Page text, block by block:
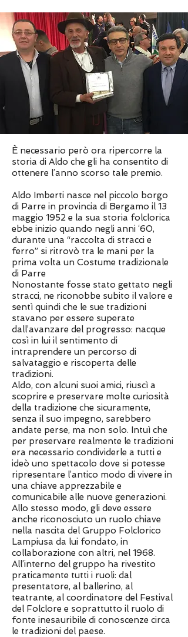
È necessario però ora ripercorre la
storia di Aldo che gli ha consentito di
ottenere l’anno scorso tale premio.
Aldo Imberti nasce nel piccolo borgo
di Parre in provincia di Bergamo il 13
maggio 1952 e la sua storia folclorica
ebbe inizio quando negli anni ‘60,
durante una “raccolta di stracci e
ferro” si ritrovò tra le mani per la
prima volta un Costume tradizionale
di Parre
Nonostante fosse stato gettato negli
stracci, ne riconobbe subito il valore e
sentì quindi che le sue tradizioni
stavano per essere superate
dall’avanzare del progresso: nacque
così in lui il sentimento di
intraprendere un percorso di
salvataggio e riscoperta delle
tradizioni.
Aldo, con alcuni suoi amici, riuscì a
scoprire e preservare molte curiosità
della tradizione che sicuramente,
senza il suo impegno, sarebbero
andate perse, ma non solo. Intuì che
per preservare realmente le tradizioni
era necessario condividerle a tutti e
ideò uno spettacolo dove si potesse
ripresentare l’antico modo di vivere in
una chiave apprezzabile e
comunicabile alle nuove generazioni.
Allo stesso modo, gli deve essere
anche riconosciuto un ruolo chiave
nella nascita del Gruppo Folclorico
Lampiusa da lui fondato, in
collaborazione con altri, nel 1968.
All’interno del gruppo ha rivestito
praticamente tutti i ruoli: dal
presentatore, al ballerino, al
teatrante, al coordinatore del Festival
del Folclore e soprattutto il ruolo di
fonte inesauribile di conoscenze circa
le tradizioni del paese.